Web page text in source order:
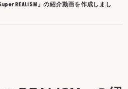
Super REALISM」の紹介動画を作成しまし